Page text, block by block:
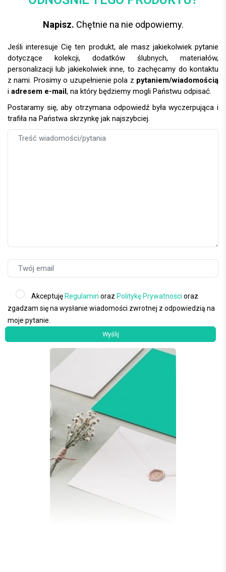
Napisz. Chętnie na nie odpowiemy.
Jeśli interesuje Cię ten produkt, ale masz jakiekolwiek pytanie
dotyczące kolekcji, dodatków ślubnych, materiałów,
personalizacji lub jakiekolwiek inne, to zachęcamy do kontaktu
z nami. Prosimy o uzupełnienie pola z pytaniem/wiadomością
i adresem e-mail, na który będziemy mogli Państwu odpisać.
Postaramy się, aby otrzymana odpowiedź była wyczerpująca i
trafiła na Państwa skrzynkę jak najszybciej.
Akceptuję Regulamin oraz Politykę Prywatności oraz
zgadzam się na wysłanie wiadomości zwrotnej z odpowiedzią na
moje pytanie.